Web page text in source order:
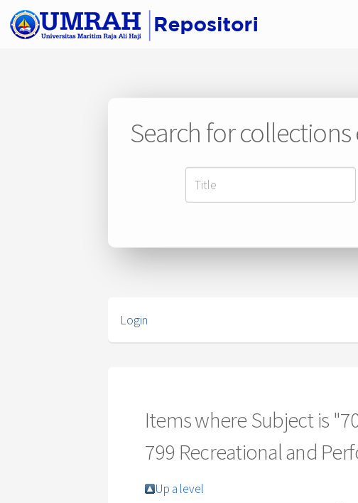
Search for
Login
Items where Subject is
799 Recreational and
Up a level